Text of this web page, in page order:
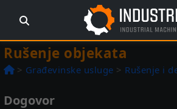
Rušenje objekata
> Građevinske usluge > Rušenje i
Dogovor